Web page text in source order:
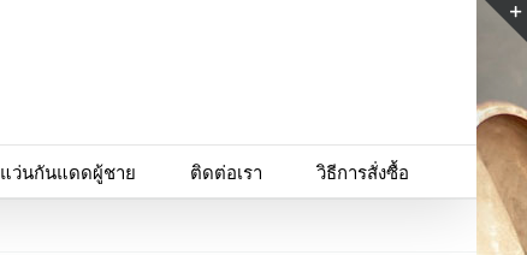
แว่นกันแดดผู้ชาย ติดต่อเรา วิธีการสั่งซื้อ